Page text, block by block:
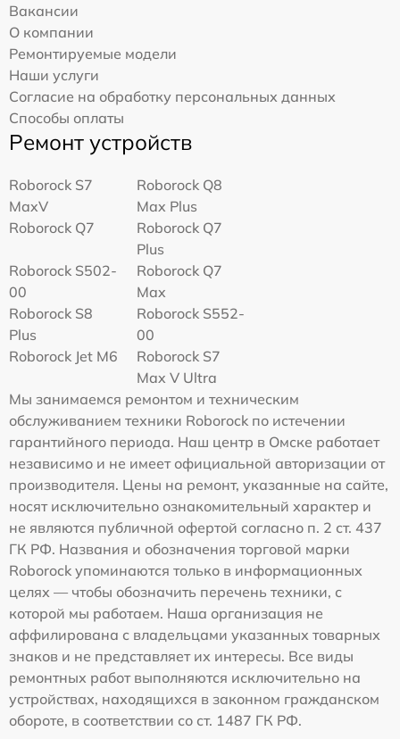
Вакансии
О компании
Ремонтируемые модели
Наши услуги
Согласие на обработку персональных данных
Способы оплаты
Ремонт устройств
Roborock S7
MaxV
Roborock Q8
Max Plus
Roborock Q7
Roborock Q7
Plus
Roborock S502-
00
Roborock Q7
Max
Roborock S8
Plus
Roborock S552-
00
Roborock Jet M6
Roborock S7
Max V Ultra
Мы занимаемся ремонтом и техническим
обслуживанием техники Roborock по истечении
гарантийного периода. Наш центр в Омске работает
независимо и не имеет официальной авторизации от
производителя. Цены на ремонт, указанные на сайте,
носят исключительно ознакомительный характер и
не являются публичной офертой согласно п. 2 ст. 437
ГК РФ. Названия и обозначения торговой марки
Roborock упоминаются только в информационных
целях — чтобы обозначить перечень техники, с
которой мы работаем. Наша организация не
аффилирована с владельцами указанных товарных
знаков и не представляет их интересы. Все виды
ремонтных работ выполняются исключительно на
устройствах, находящихся в законном гражданском
обороте, в соответствии со ст. 1487 ГК РФ.